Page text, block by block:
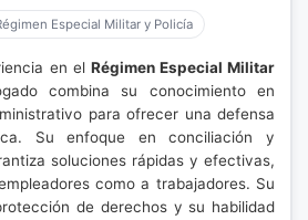
Especial Militar y Policía
en el Régimen Especial Militar
combina su conocimiento en
para ofrecer una defensa
Su enfoque en conciliación y
soluciones rápidas y efectivas,
como a trabajadores. Su
de derechos y su habilidad